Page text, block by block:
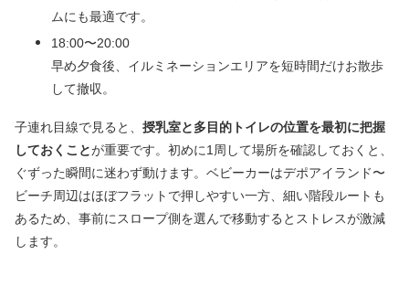
ムにも最適です。
18:00〜20:00
早め夕食後、イルミネーションエリアを短時間だけお散歩
して撤収。
子連れ目線で見ると、 授乳室と多目的トイレの位置を最初に把握
しておくことが重要です。初めに1周して場所を確認しておくと、
ぐずった瞬間に迷わず動けます。ベビーカーはデポアイランド〜
ビーチ周辺はほぼフラットで押しやすい一方、細い階段ルートも
あるため、事前にスロープ側を選んで移動するとストレスが激減
します。